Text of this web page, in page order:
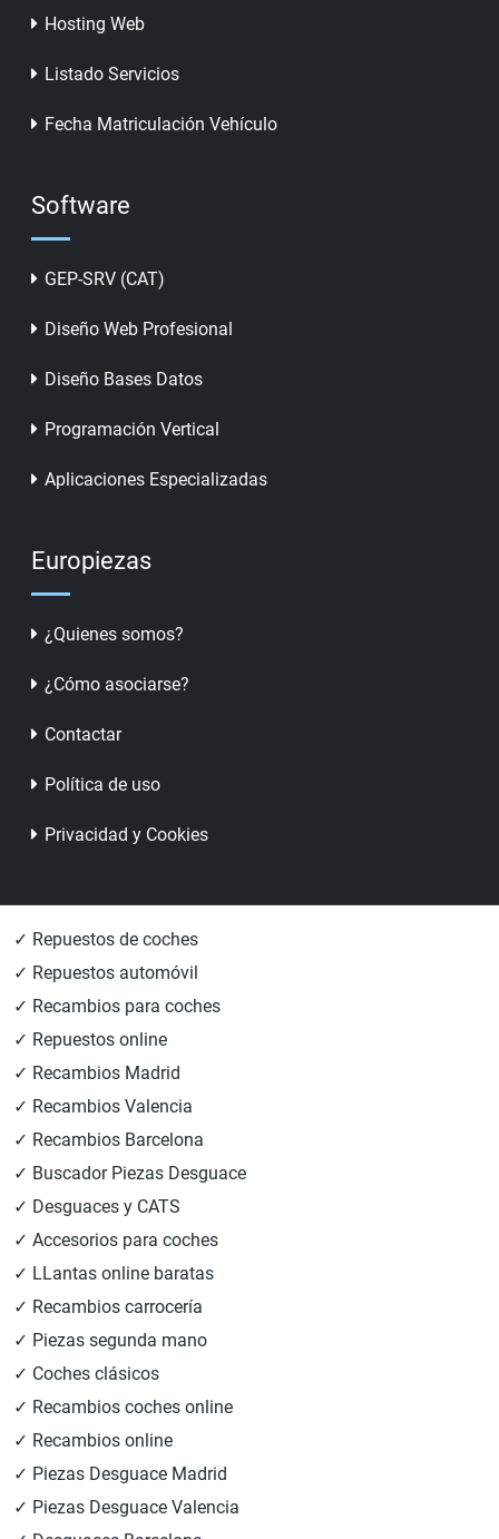
Hosting Web
Listado Servicios
Fecha Matriculación Vehículo
Software
GEP-SRV (CAT)
Diseño Web Profesional
Diseño Bases Datos
Programación Vertical
Aplicaciones Especializadas
Europiezas
¿Quienes somos?
¿Cómo asociarse?
Contactar
Política de uso
Privacidad y Cookies
✓ Repuestos de coches
✓ Repuestos automóvil
✓ Recambios para coches
✓ Repuestos online
✓ Recambios Madrid
✓ Recambios Valencia
✓ Recambios Barcelona
✓ Buscador Piezas Desguace
✓ Desguaces y CATS
✓ Accesorios para coches
✓ LLantas online baratas
✓ Recambios carrocería
✓ Piezas segunda mano
✓ Coches clásicos
✓ Recambios coches online
✓ Recambios online
✓ Piezas Desguace Madrid
✓ Piezas Desguace Valencia